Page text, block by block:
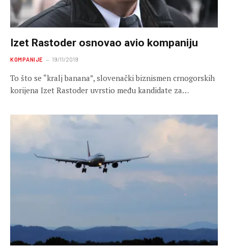
Izet Rastoder osnovao avio kompaniju
KOMPANIJE 19/11/2019
To što se “kralj banana”, slovenački biznismen crnogorskih
korijena Izet Rastoder uvrstio među kandidate za…